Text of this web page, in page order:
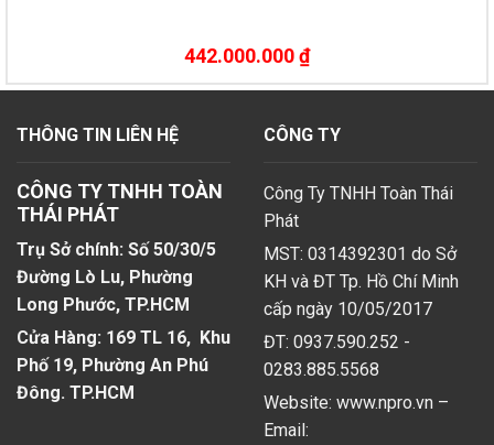
442.000.000 ₫
THÔNG TIN LIÊN HỆ
CÔNG TY TNHH TOÀN
THÁI PHÁT
Trụ Sở chính: Số 50/30/5
Đường Lò Lu, Phường
Long Phước, TP.HCM
Cửa Hàng: 169 TL 16, Khu
Phố 19, Phường An Phú
Đông. TP.HCM
CÔNG TY
Công Ty TNHH Toàn Thái
Phát
MST: 0314392301 do Sở
KH và ĐT Tp. Hồ Chí Minh
cấp ngày 10/05/2017
ĐT: 0937.590.252 -
0283.885.5568
Website: www.npro.vn –
Email: